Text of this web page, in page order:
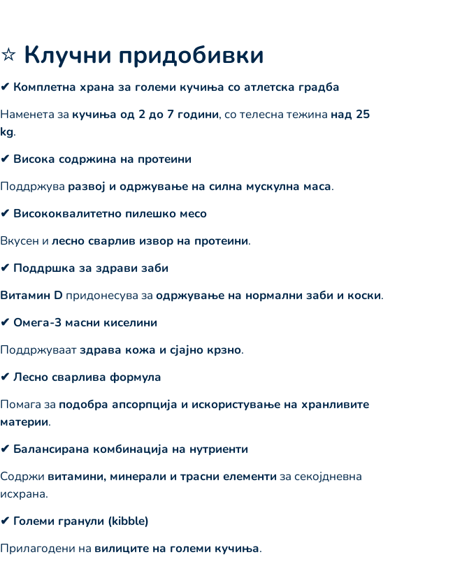
⭐ Клучни придобивки
✔ Комплетна храна за големи кучиња со атлетска градба
Наменета за кучиња од 2 до 7 години, со телесна тежина над 25
kg.
✔ Висока содржина на протеини
Поддржува развој и одржување на силна мускулна маса.
✔ Висококвалитетно пилешко месо
Вкусен и лесно сварлив извор на протеини.
✔ Поддршка за здрави заби
Витамин D придонесува за одржување на нормални заби и коски.
✔ Омега-3 масни киселини
Поддржуваатздрава кожа и сјајно крзно.
✔ Лесно сварлива формула
Помага за подобра апсорпција и искористување на хранливите
материи.
✔ Балансирана комбинација на нутриенти
Содржи витамини, минерали и трасни елементи за секојдневна
исхрана.
✔ Големи гранули (kibble)
Прилагодени на вилиците на големи кучиња.